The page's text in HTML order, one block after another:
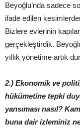
Beyoğlu’nda sadece
ifade edilen
Bizlere evlerinin
gerçekleştirdik.
yıllık yönetime artık
2.) Ekonomik ve
hükümetine tepki
yansıması nasıl?
buna dair izleminiz